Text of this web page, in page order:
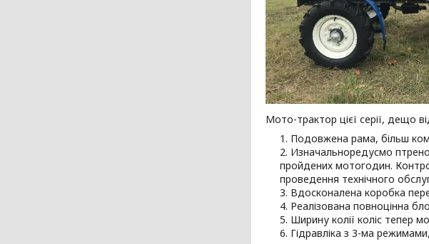
Мото-трактор цієї серії, дещо
Подовжена рама, більш
Изначальноредусмо
пройдених мотогодин.
проведення технічного
Вдосконалена коробка
Реалізована повноцінна
Ширину колії коліс тепер
Гідравліка з 3-ма